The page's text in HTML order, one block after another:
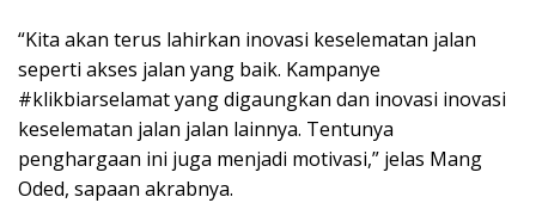
“Kita akan terus lahirkan inovasi keselematan jalan
seperti akses jalan yang baik. Kampanye
#klikbiarselamat yang digaungkan dan inovasi inovasi
keselematan jalan jalan lainnya. Tentunya
penghargaan ini juga menjadi motivasi,” jelas Mang
Oded, sapaan akrabnya.